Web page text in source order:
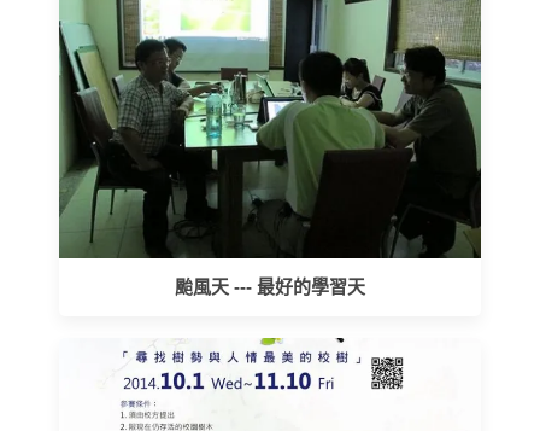
颱風天 --- 最好的學習天